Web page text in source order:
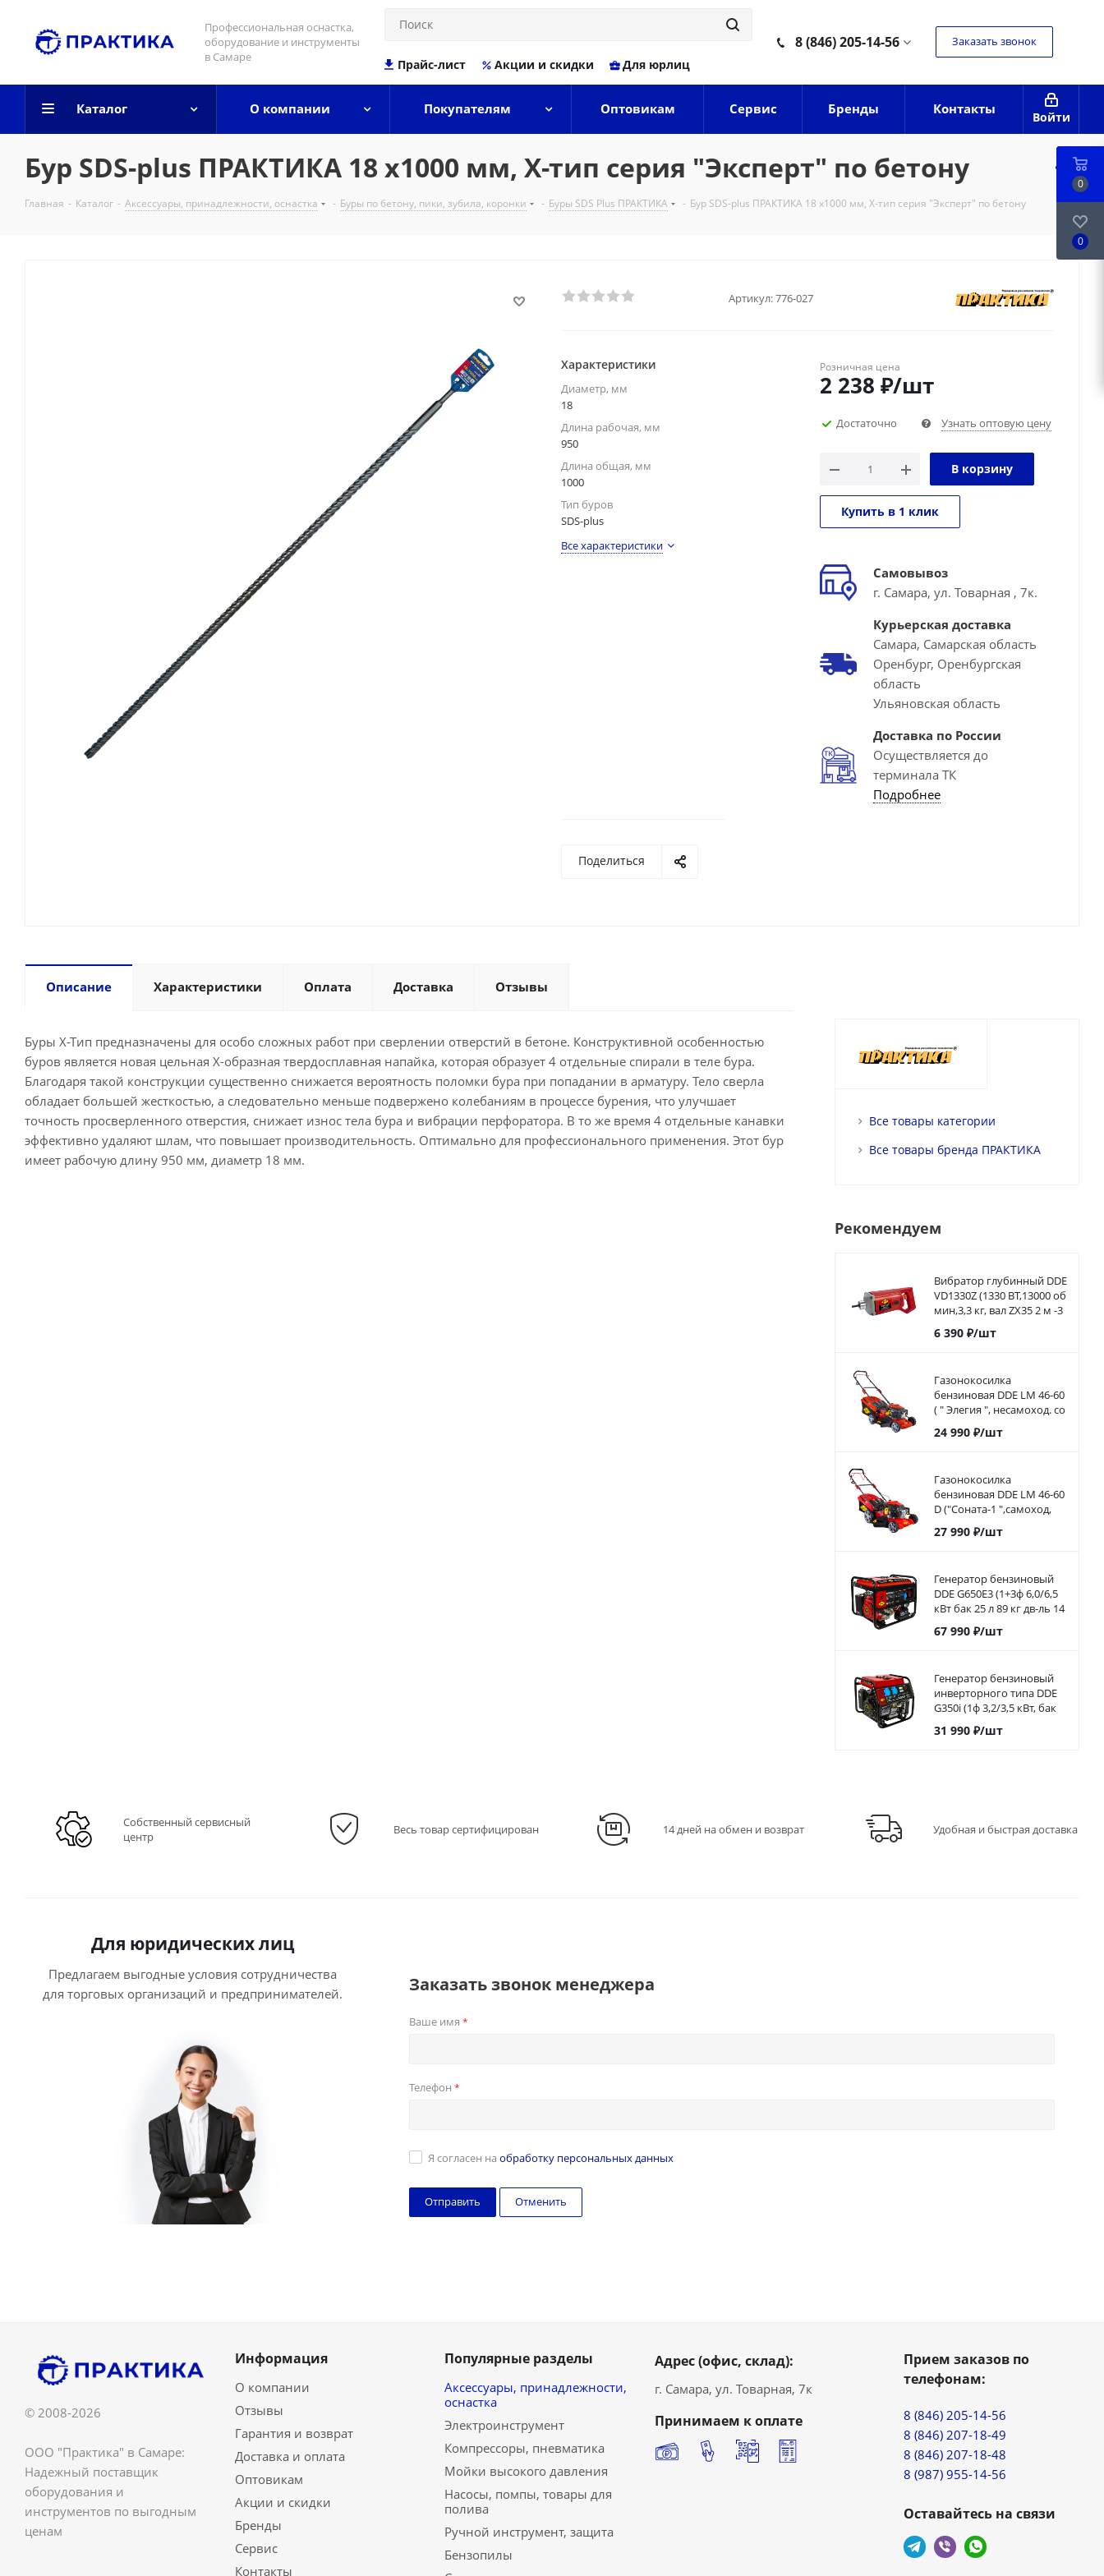
Профессиональная оснастка,
оборудование и инструменты
в Самаре
Прайс-лист Акции и скидки Для юрлиц
8 (846) 205-14-56 Заказать звонок
Войти
Каталог О компании Покупателям Оптовикам Сервис Бренды Контакты
Бур SDS-plus ПРАКТИКА 18 х1000 мм, Х-тип серия "Эксперт" по бетону
Главная - Каталог - Аксессуары, принадлежности, оснастка - Буры по бетону, пики, зубила, коронки - Буры SDS Plus ПРАКТИКА - Бур SDS-plus ПРАКТИКА 18 х1000 мм, Х-тип серия "Эксперт" по бетону
Артикул:776-027
Характеристики
Диаметр, мм
18
Длина рабочая, мм
950
Длина общая, мм
1000
Тип буров
SDS-plus
Все характеристики
Розничная цена
2 238 ₽/шт
Достаточно Узнать оптовую цену
В корзину
Купить в 1 клик
Самовывоз
г. Самара, ул. Товарная , 7к.
Курьерская доставка
Самара, Самарская область
Оренбург, Оренбургская
область
Ульяновская область
Доставка по России
Осуществляется до
терминала ТК
Подробнее
Поделиться
Описание Характеристики Оплата Доставка Отзывы
Буры X-Tип предназначены для особо сложных работ при сверлении отверстий в бетоне. Конструктивной особенностью
буров является новая цельная Х-образная твердосплавная напайка, которая образует 4 отдельные спирали в теле бура.
Благодаря такой конструкции существенно снижается вероятность поломки бура при попадании в арматуру. Тело сверла
обладает большей жесткостью, а следовательно меньше подвержено колебаниям в процессе бурения, что улучшает
точность просверленного отверстия, снижает износ тела бура и вибрации перфоратора. В то же время 4 отдельные канавки
эффективно удаляют шлам, что повышает производительность. Оптимально для профессионального применения. Этот бур
имеет рабочую длину 950 мм, диаметр 18 мм.
Все товары категории
Все товары бренда ПРАКТИКА
Рекомендуем
Вибратор глубинный DDE
VD1330Z (1330 ВТ,13000 об
мин,3,3 кг, вал ZX35 2 м -3
6 390₽/шт
Газонокосилка
бензиновая DDE LM 46-60
( " Элегия ", несамоход. со
сборником, 46см, 4,5 л,с.)
24 990₽/шт
Газонокосилка
бензиновая DDE LM 46-60
D ("Соната-1 ",самоход,
46cм, DDE 139 куб.см, 4л.с,
60л)
27 990₽/шт
Генератор бензиновый
DDE G650E3 (1+3ф 6,0/6,5
кВт бак 25 л 89 кг дв-ль 14
л.с. элстарт)917-446
67 990₽/шт
Генератор бензиновый
инверторного типа DDE
G350i (1ф 3,2/3,5 кВт, бак
5,7 л, дв-ль 7 л.с.)794-968
31 990₽/шт
Собственный сервисный
центр
Весь товар сертифицирован 14 дней на обмен и возврат Удобная и быстрая доставка
Для юридических лиц
Предлагаем выгодные условия сотрудничества
для торговых организаций и предпринимателей.
Заказать звонок менеджера
Ваше имя *
Телефон *
Я согласен на обработку персональных данных
Отменить
© 2008-2026
ООО "Практика" в Самаре:
Надежный поставщик
оборудования и
инструментов по выгодным
ценам
Информация
О компании
Отзывы
Гарантия и возврат
Доставка и оплата
Оптовикам
Акции и скидки
Бренды
Сервис
Контакты
Популярные разделы
Аксессуары, принадлежности,
оснастка
Электроинструмент
Компрессоры, пневматика
Мойки высокого давления
Насосы, помпы, товары для
полива
Ручной инструмент, защита
Бензопилы
Адрес (офис, склад):
г. Самара, ул. Товарная, 7к
Принимаем к оплате
Прием заказов по
телефонам:
8 (846) 205-14-56
8 (846) 207-18-49
8 (846) 207-18-48
8 (987) 955-14-56
Оставайтесь на связи
0
0